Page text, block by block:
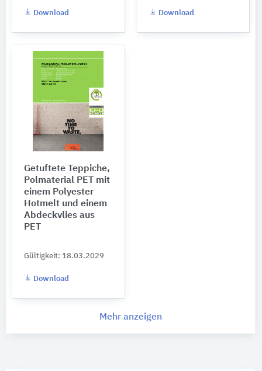
Download Download
Getuftete Teppiche,
Polmaterial PET mit
einem Polyester
Hotmelt und einem
Abdeckvlies aus
PET
Gültigkeit: 18.03.2029
Download
Mehr anzeigen